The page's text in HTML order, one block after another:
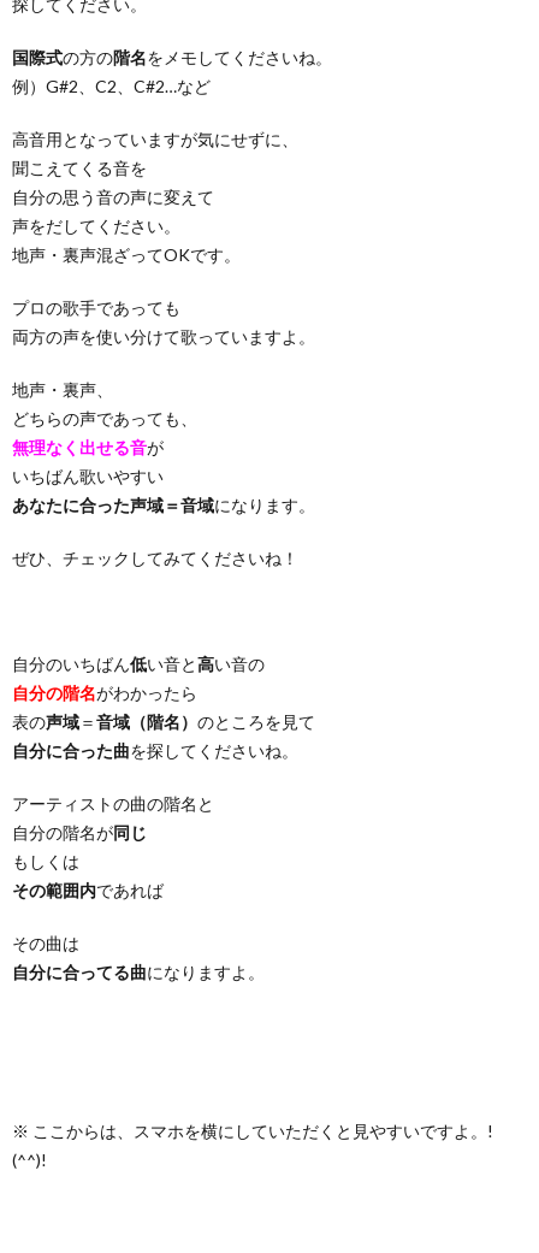
探してください。
国際式の方の階名をメモしてくださいね。
例）G#2、C2、C#2…など
高音用となっていますが気にせずに、
聞こえてくる音を
自分の思う音の声に変えて
声をだしてください。
地声・裏声混ざってOKです。
プロの歌手であっても
両方の声を使い分けて歌っていますよ。
地声・裏声、
どちらの声であっても、
無理なく出せる音が
いちばん歌いやすい
あなたに合った声域＝音域になります。
ぜひ、チェックしてみてくださいね！
自分のいちばん低い音と高い音の
自分の階名がわかったら
表の声域＝音域（階名） のところを見て
自分に合った曲を探してくださいね。
アーティストの曲の階名と
自分の階名が同じ
もしくは
その範囲内であれば
その曲は
自分に合ってる曲になりますよ。
※ ここからは、スマホを横にしていただくと見やすいですよ。!
(^^)!